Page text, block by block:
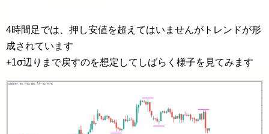
4時間足では、押し安値を超えてはいませんがトレンドが形
成されています
+1σ辺りまで戻すのを想定してしばらく様子を見てみます